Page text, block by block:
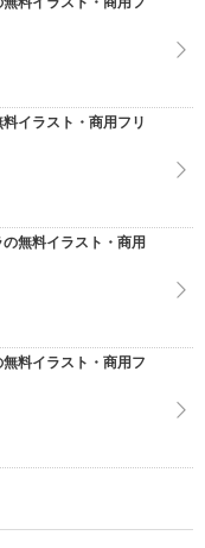
イラスト・商用フリ
無料イラスト・商用
料イラスト・商用フ